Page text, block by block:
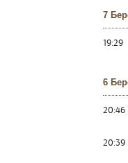
7
19:29
6
20:46
20:39